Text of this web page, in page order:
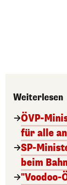
Weiterlesen
ÖVP-
für alle an
SP-
beim
"Voodoo-